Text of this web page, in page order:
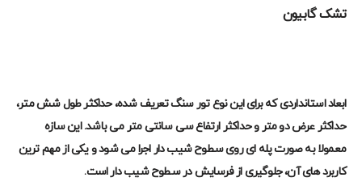
تشک گابیون
ابعاد استانداردی که برای این نوع تور سنگ تعریف شده، حداکثر طول شش متر،
حداکثر عرض دو متر و حداکثر ارتفاع سی سانتی متر می باشد. این سازه
معمولا به صورت پله ای روی سطوح شیب دار اجرا می شود و یکی از مهم ترین
کاربرد های آن، جلوگیری از فرسایش در سطوح شیب دار است.